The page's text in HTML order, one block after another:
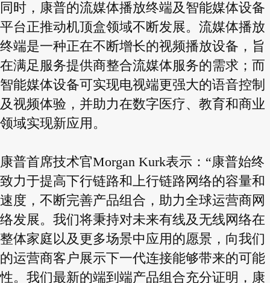
同时，康普的流媒体播放终端及智能媒体设备
平台正推动机顶盒领域不断发展。流媒体播放
终端是一种正在不断增长的视频播放设备，旨
在满足服务提供商整合流媒体服务的需求；而
智能媒体设备可实现电视端更强大的语音控制
及视频体验，并助力在数字医疗、教育和商业
领域实现新应用。
康普首席技术官Morgan Kurk表示：“康普始终
致力于提高下行链路和上行链路网络的容量和
速度，不断完善产品组合，助力全球运营商网
络发展。我们将秉持对未来有线及无线网络在
整体家庭以及更多场景中应用的愿景，向我们
的运营商客户展示下一代连接能够带来的可能
性。我们最新的端到端产品组合充分证明，康